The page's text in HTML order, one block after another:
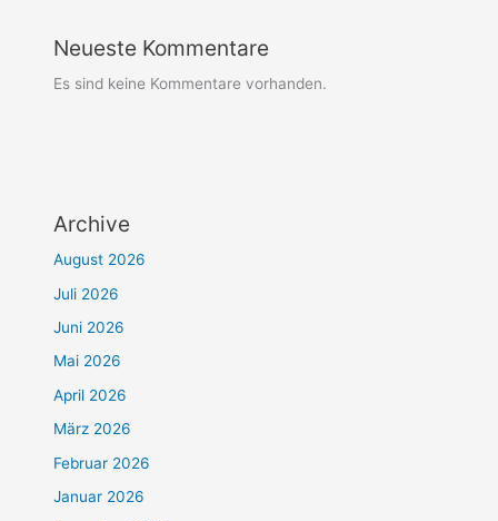
Neueste Kommentare
Es sind keine Kommentare vorhanden.
Archive
August 2026
Juli 2026
Juni 2026
Mai 2026
April 2026
März 2026
Februar 2026
Januar 2026